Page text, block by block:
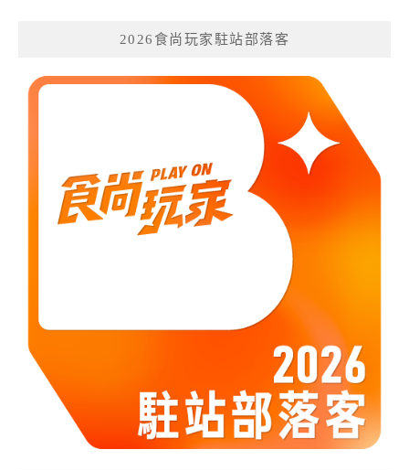
2026食尚玩家駐站部落客